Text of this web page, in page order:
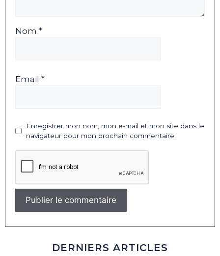
Nom *
Email *
Enregistrer mon nom, mon e-mail et mon site dans le
navigateur pour mon prochain commentaire.
DERNIERS ARTICLES